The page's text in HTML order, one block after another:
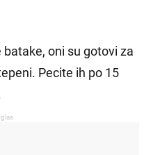
oni su gotovi za
Pecite ih po 15